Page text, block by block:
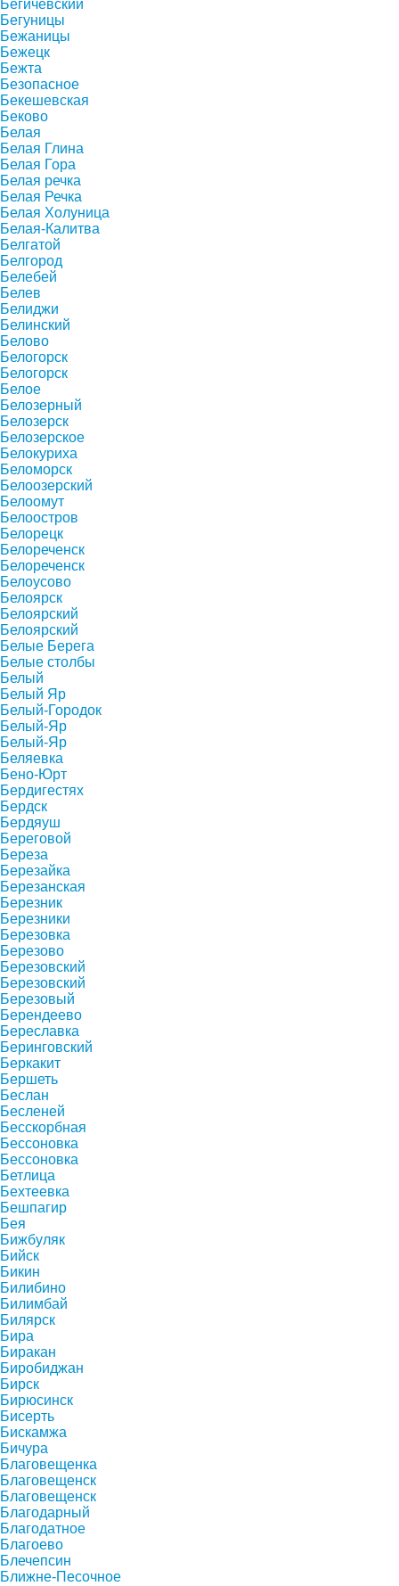
Бегичевский
Бегуницы
Бежаницы
Бежецк
Бежта
Безопасное
Бекешевская
Беково
Белая
Белая Глина
Белая Гора
Белая речка
Белая Речка
Белая Холуница
Белая-Калитва
Белгатой
Белгород
Белебей
Белев
Белиджи
Белинский
Белово
Белогорск
Белогорск
Белое
Белозерный
Белозерск
Белозерское
Белокуриха
Беломорск
Белоозерский
Белоомут
Белоостров
Белорецк
Белореченск
Белореченск
Белоусово
Белоярск
Белоярский
Белоярский
Белые Берега
Белые столбы
Белый
Белый Яр
Белый-Городок
Белый-Яр
Белый-Яр
Беляевка
Бено-Юрт
Бердигестях
Бердск
Бердяуш
Береговой
Береза
Березайка
Березанская
Березник
Березники
Березовка
Березово
Березовский
Березовский
Березовый
Берендеево
Береславка
Беринговский
Беркакит
Бершеть
Беслан
Бесленей
Бесскорбная
Бессоновка
Бессоновка
Бетлица
Бехтеевка
Бешпагир
Бея
Бижбуляк
Бийск
Бикин
Билибино
Билимбай
Билярск
Бира
Биракан
Биробиджан
Бирск
Бирюсинск
Бисерть
Бискамжа
Бичура
Благовещенка
Благовещенск
Благовещенск
Благодарный
Благодатное
Благоево
Блечепсин
Ближне-Песочное